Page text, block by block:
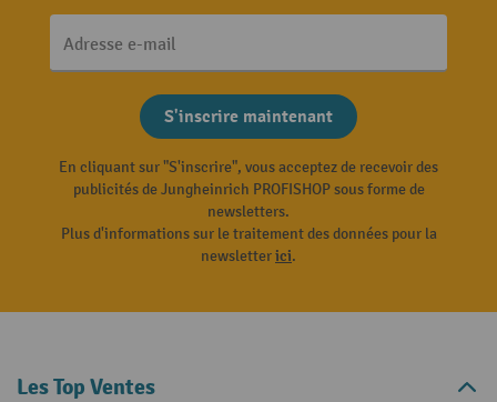
Adresse e-mail
S'inscrire maintenant
En cliquant sur "S'inscrire", vous acceptez de recevoir des
publicités de Jungheinrich PROFISHOP sous forme de
newsletters.
Plus d'informations sur le traitement des données pour la
newsletterici.
Les Top Ventes